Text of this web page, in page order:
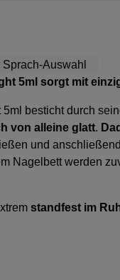
5ml sorgt mit
besticht durch
von alleine glatt.
und
Nagelbett werden
standfest im